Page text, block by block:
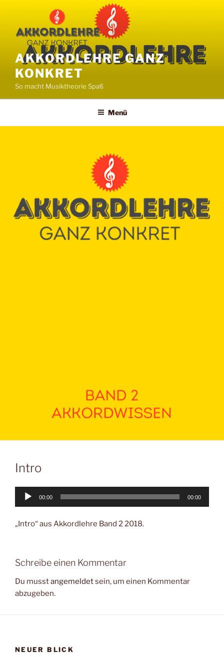
springen
AKKORDLEHRE GANZ
KONKRET
So macht Musiktheorie Spaß
Menü
Intro
Audio-
00:00 00:00
„Intro“ aus Akkordlehre Band 2 2018.
Schreibe einen Kommentar
Du musstangemeldetsein, um einen Kommentar
abzugeben.
NEUER BLICK